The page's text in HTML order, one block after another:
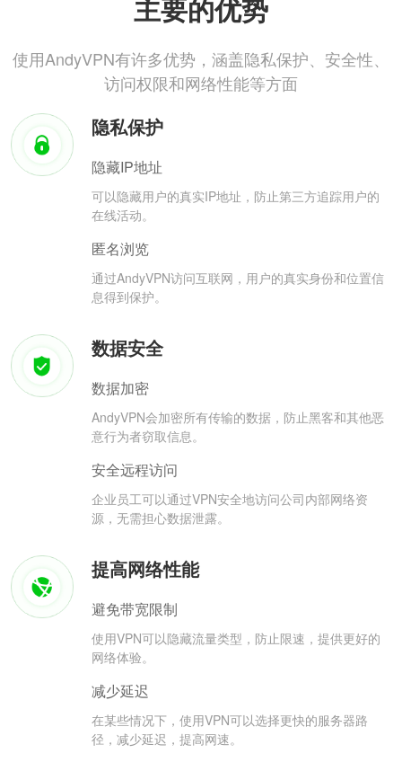
主要的优势
使用AndyVPN有许多优势，涵盖隐私保护、安全性、
访问权限和网络性能等方面
隐私保护
隐藏IP地址
可以隐藏用户的真实IP地址，防止第三方追踪用户的
在线活动。
匿名浏览
通过AndyVPN访问互联网，用户的真实身份和位置信
息得到保护。
数据安全
数据加密
AndyVPN会加密所有传输的数据，防止黑客和其他恶
意行为者窃取信息。
安全远程访问
企业员工可以通过VPN安全地访问公司内部网络资
源，无需担心数据泄露。
提高网络性能
避免带宽限制
使用VPN可以隐藏流量类型，防止限速，提供更好的
网络体验。
减少延迟
在某些情况下，使用VPN可以选择更快的服务器路
径，减少延迟，提高网速。